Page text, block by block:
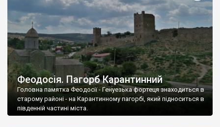
Феодосія. Пагорб Карантинний
Головна памятка Феодосії - Генуезька фортеця знаходиться в
старому районі - на Карантинному пагорбі, який підноситься в
південній частині міста.